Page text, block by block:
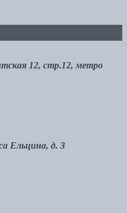
12, стр.12, метро
Ельцина, д. 3